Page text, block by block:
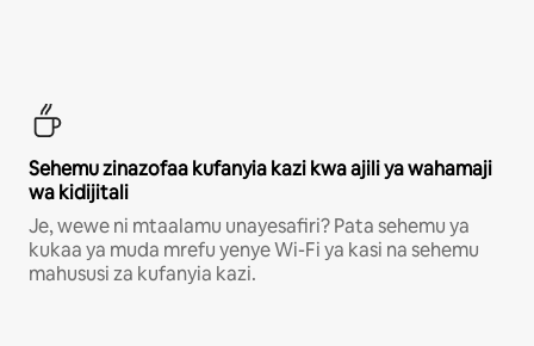
Sehemu zinazofaa kufanyia kazi kwa ajili ya wahamaji
wa kidijitali
Je, wewe ni mtaalamu unayesafiri? Pata sehemu ya
kukaa ya muda mrefu yenye Wi-Fi ya kasi na sehemu
mahususi za kufanyia kazi.